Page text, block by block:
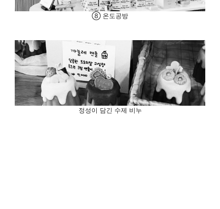
⑧ 온도공방
정성이 담긴 수제 비누